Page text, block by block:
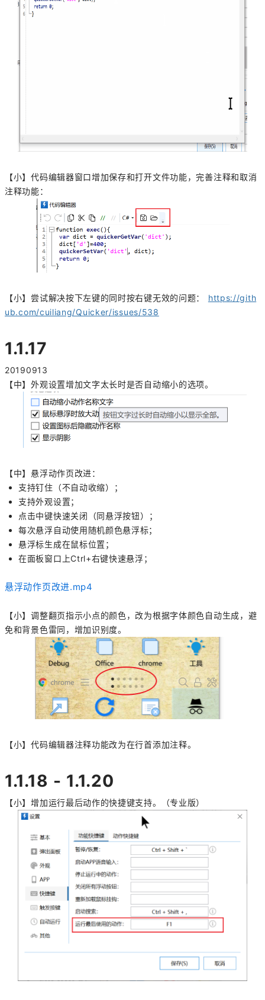
【小】代码编辑器窗口增加保存和打开文件功能，完善注释和取消
注释功能：
【小】尝试解决按下左键的同时按右键无效的问题： https://gith
ub.com/cuiliang/Quicker/issues/538
1.1.17
20190913
【中】外观设置增加文字太长时是否自动缩小的选项。
【中】悬浮动作页改进：
支持钉住（不自动收缩）；
支持外观设置；
点击中键快速关闭（同悬浮按钮）；
每次悬浮自动使用随机颜色悬浮标；
悬浮标生成在鼠标位置；
在面板窗口上Ctrl+右键快速悬浮；
悬浮动作页改进.mp4
【小】调整翻页指示小点的颜色，改为根据字体颜色自动生成，避
免和背景色雷同，增加识别度。
【小】代码编辑器注释功能改为在行首添加注释。
1.1.18 - 1.1.20
【小】增加运行最后动作的快捷键支持。 （专业版）